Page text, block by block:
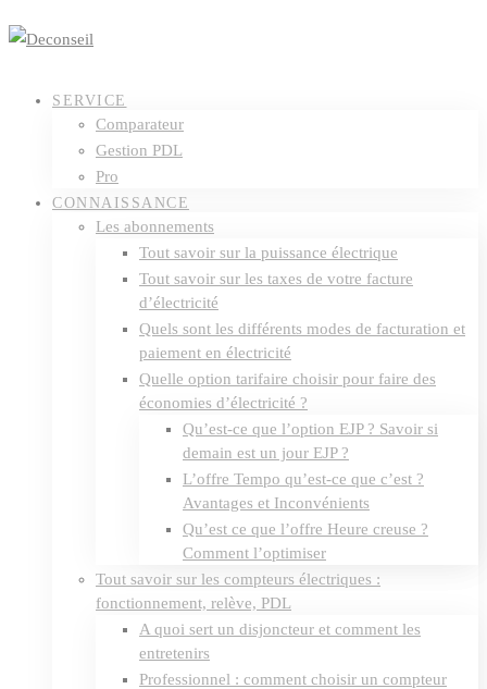
SERVICE
Comparateur
Gestion PDL
Pro
CONNAISSANCE
Les abonnements
Tout savoir sur la puissance électrique
Tout savoir sur les taxes de votre facture
d’électricité
Quels sont les différents modes de facturation et
paiement en électricité
Quelle option tarifaire choisir pour faire des
économies d’électricité ?
Qu’est-ce que l’option EJP ? Savoir si
demain est un jour EJP ?
L’offre Tempo qu’est-ce que c’est ?
Avantages et Inconvénients
Qu’est ce que l’offre Heure creuse ?
Comment l’optimiser
Tout savoir sur les compteurs électriques :
fonctionnement, relève, PDL
A quoi sert un disjoncteur et comment les
entretenirs
Professionnel : comment choisir un compteur